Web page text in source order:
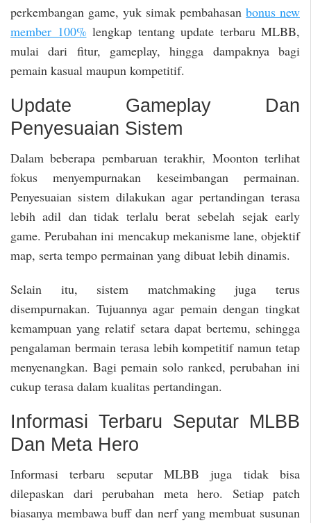
perkembangan game, yuk simak pembahasan bonus new
member 100% lengkap tentang update terbaru MLBB,
mulai dari fitur, gameplay, hingga dampaknya bagi
pemain kasual maupun kompetitif.
Update Gameplay Dan
Penyesuaian Sistem
Dalam beberapa pembaruan terakhir, Moonton terlihat
fokus menyempurnakan keseimbangan permainan.
Penyesuaian sistem dilakukan agar pertandingan terasa
lebih adil dan tidak terlalu berat sebelah sejak early
game. Perubahan ini mencakup mekanisme lane, objektif
map, serta tempo permainan yang dibuat lebih dinamis.
Selain itu, sistem matchmaking juga terus
disempurnakan. Tujuannya agar pemain dengan tingkat
kemampuan yang relatif setara dapat bertemu, sehingga
pengalaman bermain terasa lebih kompetitif namun tetap
menyenangkan. Bagi pemain solo ranked, perubahan ini
cukup terasa dalam kualitas pertandingan.
Informasi Terbaru Seputar MLBB
Dan Meta Hero
Informasi terbaru seputar MLBB juga tidak bisa
dilepaskan dari perubahan meta hero. Setiap patch
biasanya membawa buff dan nerf yang membuat susunan